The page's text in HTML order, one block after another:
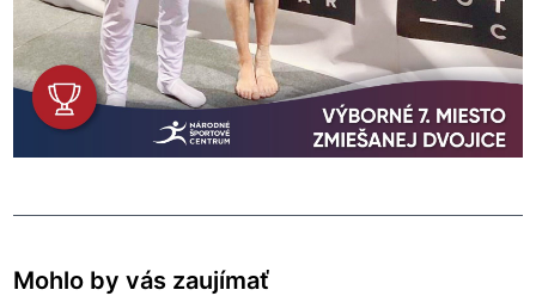
Mohlo by vás zaujímať